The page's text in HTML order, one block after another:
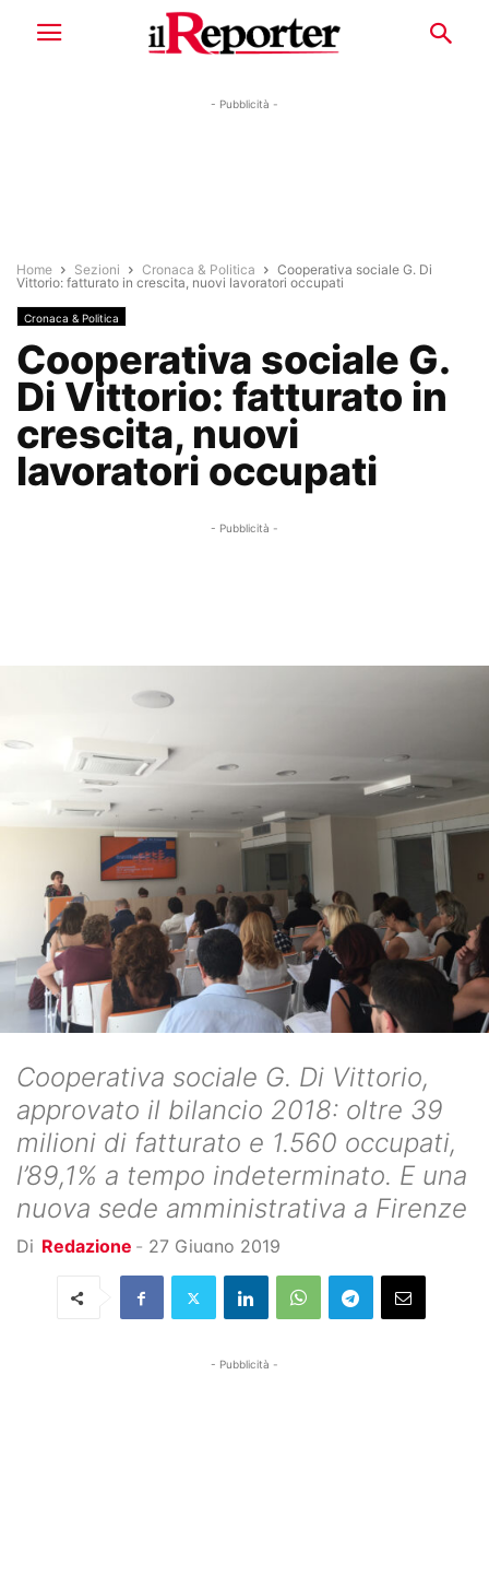
- Pubblicità -
Home Sezioni Cronaca & Politica
Cooperativa sociale G. Di
Vittorio: fatturato in crescita, nuovi lavoratori occupati
Cronaca & Politica
Cooperativa sociale G.
Di Vittorio: fatturato in
crescita, nuovi
lavoratori occupati
- Pubblicità -
Cooperativa sociale G. Di Vittorio,
approvato il bilancio 2018: oltre 39
milioni di fatturato e 1.560 occupati,
l’89,1% a tempo indeterminato. E una
nuova sede amministrativa a Firenze
Di Redazione - 27 Giugno 2019
- Pubblicità -